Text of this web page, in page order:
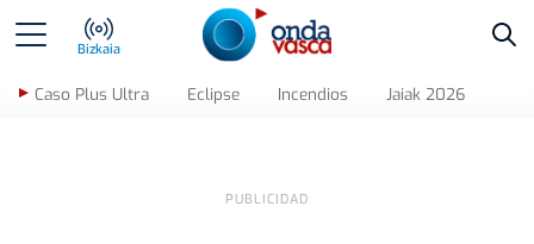
Bizkaia
Caso Plus Ultra Eclipse Incendios Jaiak 2026